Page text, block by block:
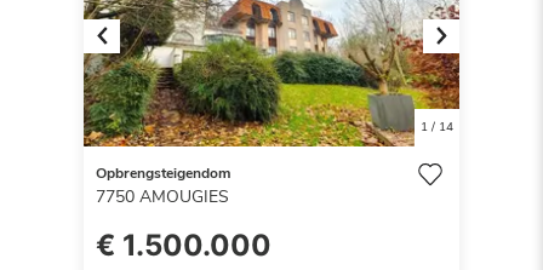
Previous Next
1/ 14
Opbrengsteigendom
7750 AMOUGIES
€ 1.500.000